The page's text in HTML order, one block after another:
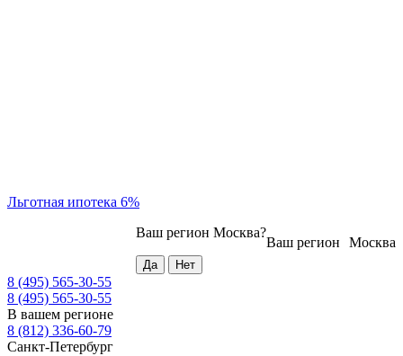
Льготная ипотека 6%
Москва
Ваш регион
Ваш регион Москва?
8 (495) 565-30-55
8 (495) 565-30-55
В вашем регионе
8 (812) 336-60-79
Санкт-Петербург